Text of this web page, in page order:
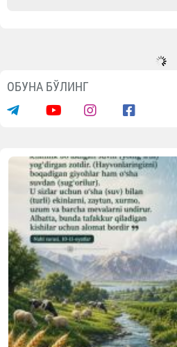
ОБУНА БЎЛИНГ